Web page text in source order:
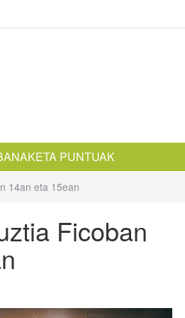
PUNTUAK
14an eta 15ean
Ficoban